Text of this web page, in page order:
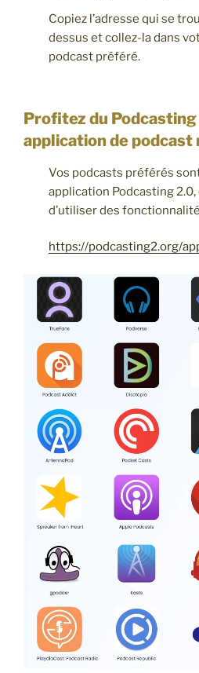
Copiez l’adresse qui se
dessus et collez-la dans
podcast préféré.
Profitez du Podcasting
application de podcast
Vos podcasts préférés
application Podcasting
d’utiliser des
https://podcasting2.org/